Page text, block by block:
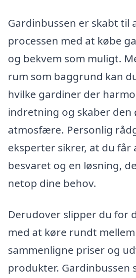
Gardinbussen er skabt til
processen med at købe
og bekvem som muligt.
rum som baggrund kan
hvilke gardiner der
indretning og skaber den
atmosfære. Personlig
eksperter sikrer, at du får
besvaret og en løsning,
netop dine behov.
Derudover slipper du for
med at køre rundt
sammenligne priser og
produkter. Gardinbussen